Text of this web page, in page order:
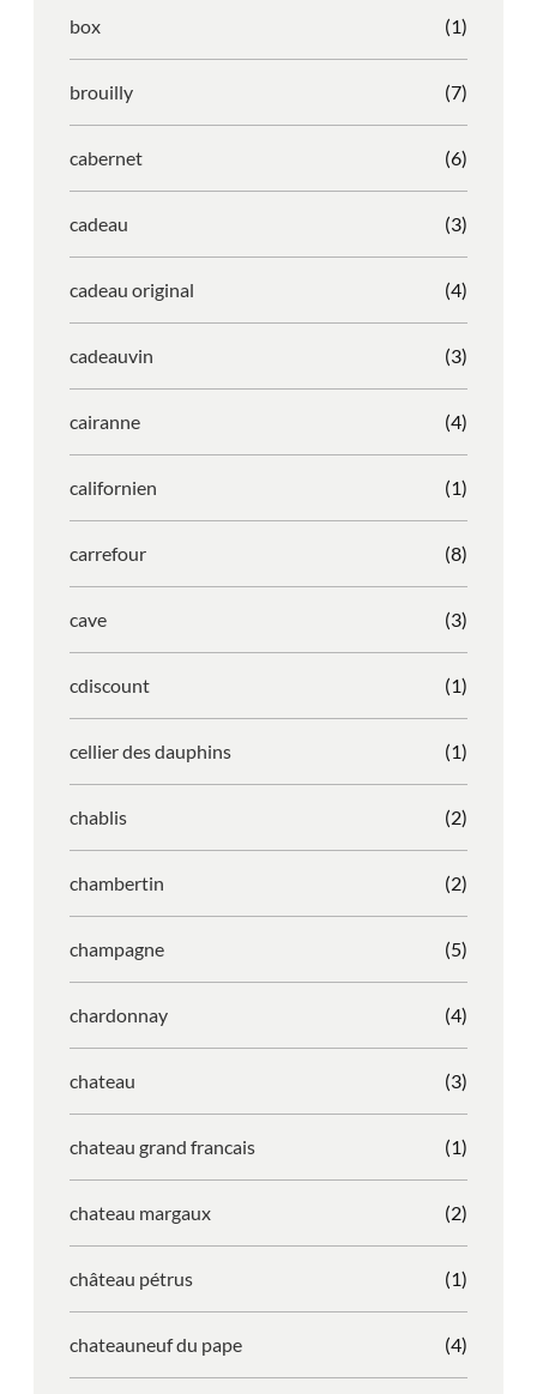
box (1)
brouilly (7)
cabernet (6)
cadeau (3)
cadeau original (4)
cadeauvin (3)
cairanne (4)
californien (1)
carrefour (8)
cave (3)
cdiscount (1)
cellier des dauphins (1)
chablis (2)
chambertin (2)
champagne (5)
chardonnay (4)
chateau (3)
chateau grand francais (1)
chateau margaux (2)
château pétrus (1)
chateauneuf du pape (4)